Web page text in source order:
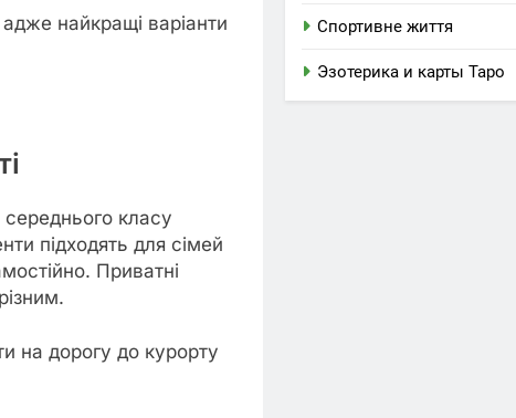
найкращі варіанти
середнього класу
підходять для сімей
Приватні
на дорогу до курорту
Спортивне життя
Эзотерика и карты Таро